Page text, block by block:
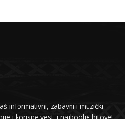
informativni, zabavni i muzički
i korisne vesti i najboolje hitove!